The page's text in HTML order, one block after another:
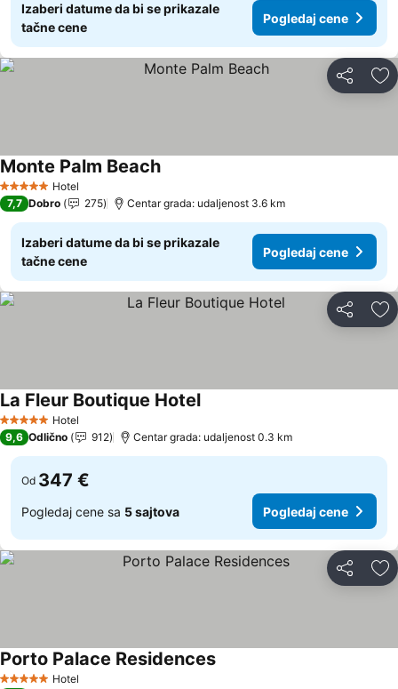
Izaberi datume da bi se prikazale
tačne cene
Pogledaj cene
Deli
5 ZvezdiceHotel
Monte Palm BeachPogledaj cene
7,7 Dobro 275 Centar grada: udaljenost 3.6 km
Izaberi datume da bi se prikazale
tačne cene
Pogledaj cene
Deli
5 ZvezdiceHotel
La Fleur Boutique HotelPogledaj cene
9,6 Odlično 912 Centar grada: udaljenost 0.3 km
Od 347 €
Pogledaj cene sa 5 sajtova Pogledaj cene
Deli
5 ZvezdiceHotel
Porto Palace ResidencesPogledaj cene